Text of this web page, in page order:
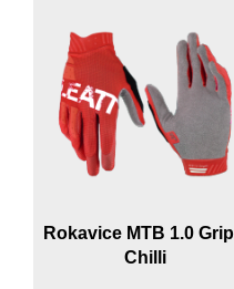
Rokavice MTB 1.0
Chilli